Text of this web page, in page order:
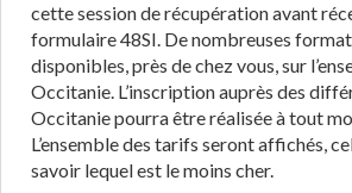
cette session de récupération avant
formulaire 48SI. De nombreuses
disponibles, près de chez vous, sur
Occitanie. L’inscription auprès des
Occitanie pourra être réalisée à tout
L’ensemble des tarifs seront affichés,
savoir lequel est le moins cher.